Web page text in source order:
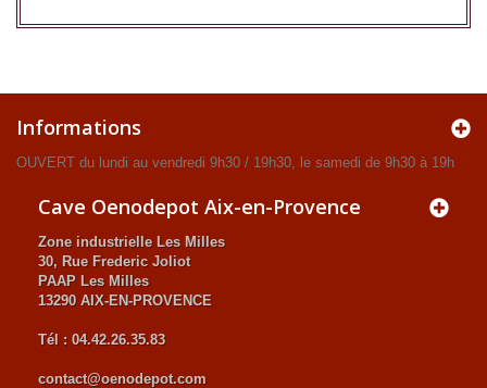
Informations
OUVERT du lundi au vendredi 9h30 / 19h30, le samedi de 9h30 à 19h
Cave Oenodepot Aix-en-Provence
Zone industrielle Les Milles
30, Rue Frederic Joliot
PAAP Les Milles
13290 AIX-EN-PROVENCE
Tél : 04.42.26.35.83
contact@oenodepot.com